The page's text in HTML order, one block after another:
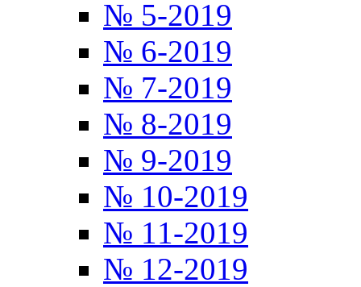
№ 5-2019
№ 6-2019
№ 7-2019
№ 8-2019
№ 9-2019
№ 10-2019
№ 11-2019
№ 12-2019